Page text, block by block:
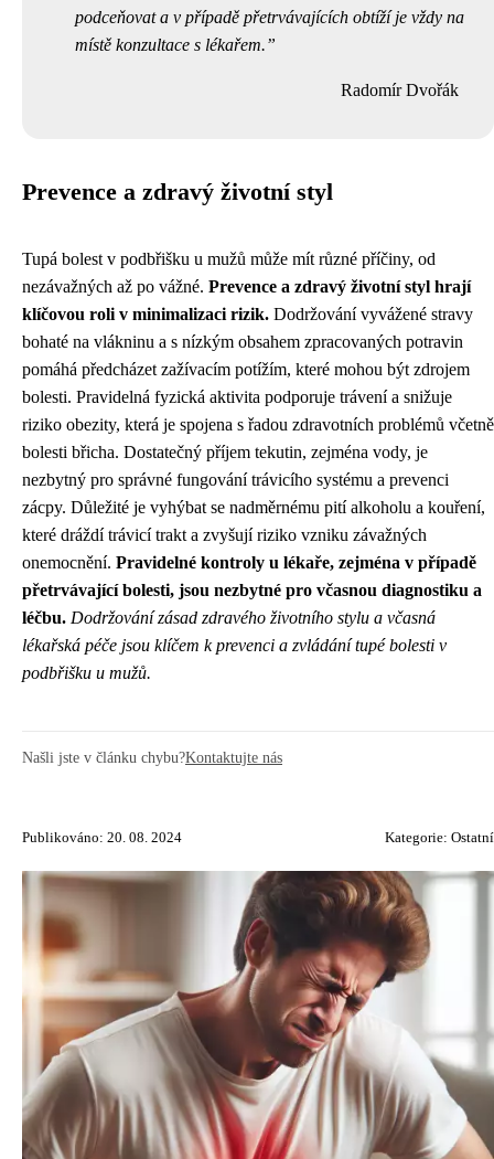
podceňovat a v případě přetrvávajících obtíží je vždy na
místě konzultace s lékařem.
Radomír Dvořák
Prevence a zdravý životní styl
Tupá bolest v podbřišku u mužů může mít různé příčiny, od
nezávažných až po vážné. Prevence a zdravý životní styl hrají
klíčovou roli v minimalizaci rizik. Dodržování vyvážené stravy
bohaté na vlákninu a s nízkým obsahem zpracovaných potravin
pomáhá předcházet zažívacím potížím, které mohou být zdrojem
bolesti. Pravidelná fyzická aktivita podporuje trávení a snižuje
riziko obezity, která je spojena s řadou zdravotních problémů včetně
bolesti břicha. Dostatečný příjem tekutin, zejména vody, je
nezbytný pro správné fungování trávicího systému a prevenci
zácpy. Důležité je vyhýbat se nadměrnému pití alkoholu a kouření,
které dráždí trávicí trakt a zvyšují riziko vzniku závažných
onemocnění. Pravidelné kontroly u lékaře, zejména v případě
přetrvávající bolesti, jsou nezbytné pro včasnou diagnostiku a
léčbu. Dodržování zásad zdravého životního stylu a včasná
lékařská péče jsou klíčem k prevenci a zvládání tupé bolesti v
podbřišku u mužů.
Našli jste v článku chybu?Kontaktujte nás
Publikováno: 20. 08. 2024 Kategorie: Ostatní